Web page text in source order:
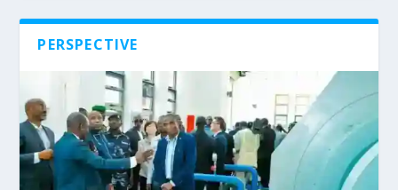
PERSPECTIVE